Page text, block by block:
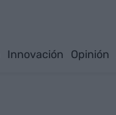
Innovación Opinión